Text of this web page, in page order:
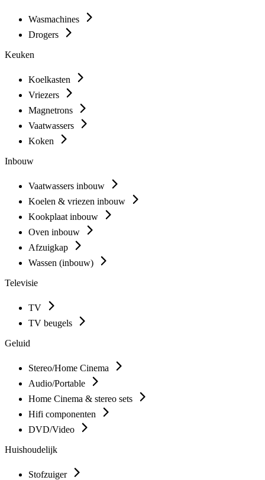
Wasmachines
Drogers
Keuken
Koelkasten
Vriezers
Magnetrons
Vaatwassers
Koken
Inbouw
Vaatwassers inbouw
Koelen & vriezen inbouw
Kookplaat inbouw
Oven inbouw
Afzuigkap
Wassen (inbouw)
Televisie
TV
TV beugels
Geluid
Stereo/Home Cinema
Audio/Portable
Home Cinema & stereo sets
Hifi componenten
DVD/Video
Huishoudelijk
Stofzuiger